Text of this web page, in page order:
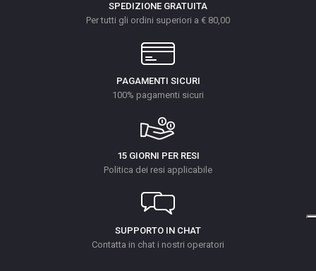
SPEDIZIONE GRATUITA
Per tutti gli ordini superiori a € 80,00
PAGAMENTI SICURI
100% pagamenti sicuri
15 GIORNI PER RESI
Politica dei resi applicabile
SUPPORTO IN CHAT
Contatta in chat i nostri operatori